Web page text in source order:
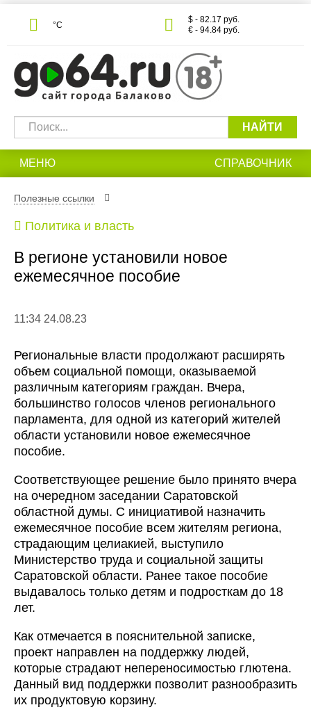
°С
$ - 82.17 руб.
€ - 94.84 руб.
НАЙТИ
МЕНЮ СПРАВОЧНИК
Полезные ссылки
Политика и власть
В регионе установили новое
ежемесячное пособие
11:34 24.08.23
Региональные власти продолжают расширять
объем социальной помощи, оказываемой
различным категориям граждан. Вчера,
большинство голосов членов регионального
парламента, для одной из категорий жителей
области установили новое ежемесячное
пособие.
Соответствующее решение было принято вчера
на очередном заседании Саратовской
областной думы. С инициативой назначить
ежемесячное пособие всем жителям региона,
страдающим целиакией, выступило
Министерство труда и социальной защиты
Саратовской области. Ранее такое пособие
выдавалось только детям и подросткам до 18
лет.
Как отмечается в пояснительной записке,
проект направлен на поддержку людей,
которые страдают непереносимостью глютена.
Данный вид поддержки позволит разнообразить
их продуктовую корзину.